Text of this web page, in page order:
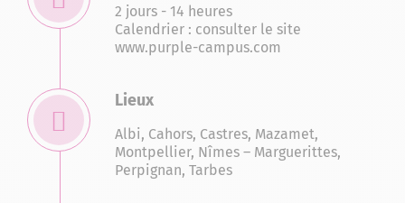
2 jours - 14 heures
Calendrier : consulter le site
www.purple-campus.com
Lieux
Albi, Cahors, Castres, Mazamet,
Montpellier, Nîmes – Marguerittes,
Perpignan, Tarbes